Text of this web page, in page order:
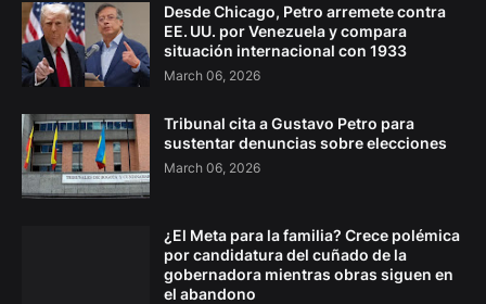
Desde Chicago, Petro arremete contra
EE. UU. por Venezuela y compara
situación internacional con 1933
March 06, 2026
Tribunal cita a Gustavo Petro para
sustentar denuncias sobre elecciones
March 06, 2026
¿El Meta para la familia? Crece polémica
por candidatura del cuñado de la
gobernadora mientras obras siguen en
el abandono